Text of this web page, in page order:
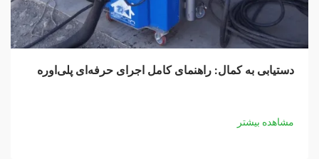
دستیابی به کمال: راهنمای کامل اجرای حرفه‌ای پلی‌اوره
مشاهده بیشتر